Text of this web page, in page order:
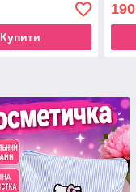
Купити
190